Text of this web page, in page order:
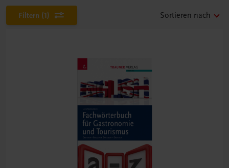
Filtern (1) Sortieren nach